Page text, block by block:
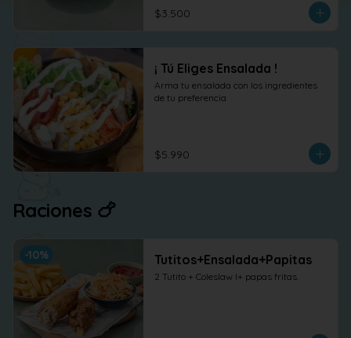
$3.500
¡ Tú Eliges Ensalada !
Arma tu ensalada con los ingredientes
de tu preferencia
$5.990
Raciones 🍗
-10% Tutitos+Ensalada+Papitas
2 Tutito + Coleslaw l+ papas fritas.